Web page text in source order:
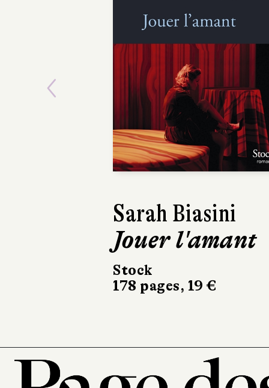
Joanne Richoux
Virgules
Actes Sud
230 pages, 21 €
Previous